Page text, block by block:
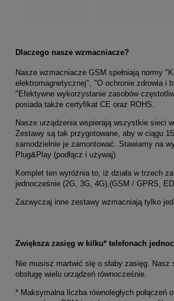
Dlaczego nasze wzmacniacze?
Nasze wzmacniacze GSM spełniają normy
elektromagnetycznej", "O ochronie zdrowia i
"Efektywne wykorzystanie zasobów
posiada także certyfikat CE oraz ROHS.
Nasze urządzenia wspierają wszystkie sieci
Zestawy są tak przygotowane, aby w ciągu
samodzielnie je zamontować. Stawiamy na
Plug&Play (podłącz i używaj).
Komplet ten wyróżnia to, iż działa w trzech
jednocześnie (2G, 3G, 4G),(GSM / GPRS,
Zazwyczaj inne zestawy wzmacniają tylko
Zwiększa zasięg w kilku* telefonach
Nie musisz martwić się o słaby zasięg. Nasz
obsługę wielu urządzeń równocześnie.
* Maksymalna liczba równoległych połączeń